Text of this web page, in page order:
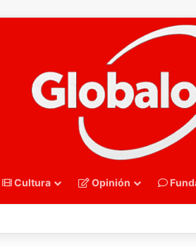
Cultura Opinión
– Eurobasket U16. España acelera